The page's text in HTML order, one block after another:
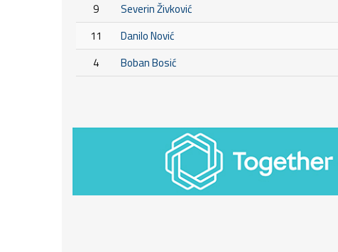
9
Severin Živković
11
Danilo Nović
4
Boban Bosić